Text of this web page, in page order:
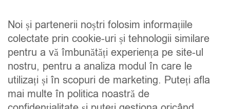
Servicii
Excursii
Circuite
Maroc
Trip2explore
Despre noi
Contacteaza-ne
Detalii financiare
Urmareste-ne
Noi și partenerii noștri folosim informațiile
colectate prin cookie-uri și tehnologii similare
pentru a vă îmbunătăți experiența pe site-ul
nostru, pentru a analiza modul în care le
utilizați și în scopuri de marketing. Puteți afla
mai multe în politica noastră de